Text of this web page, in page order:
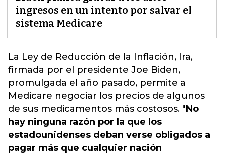
ingresos en un intento por salvar el
sistema Medicare
La Ley de Reducción de la Inflación, Ira,
firmada por el presidente Joe Biden,
promulgada el año pasado, permite a
Medicare negociar los precios de algunos
de sus medicamentos más costosos. "No
hay ninguna razón por la que los
estadounidenses deban verse obligados a
pagar más que cualquier nación